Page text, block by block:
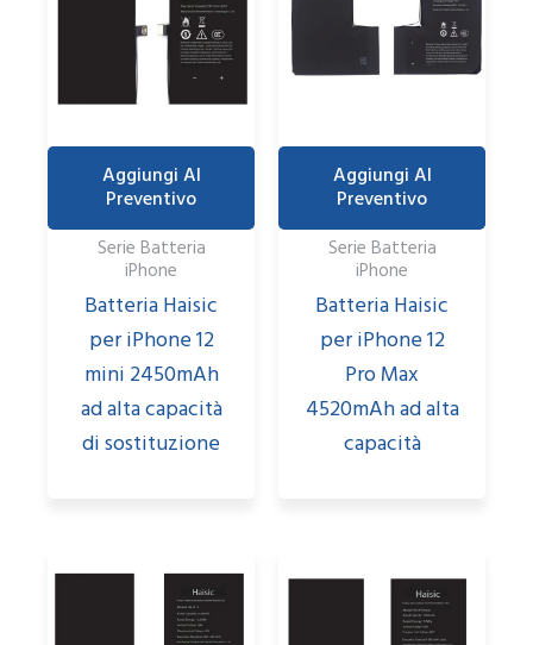
Aggiungi Al
Preventivo
Serie Batteria
iPhone
Batteria Haisic
per iPhone 12
mini 2450mAh
ad alta capacità
di sostituzione
Aggiungi Al
Preventivo
Serie Batteria
iPhone
Batteria Haisic
per iPhone 12
Pro Max
4520mAh ad alta
capacità